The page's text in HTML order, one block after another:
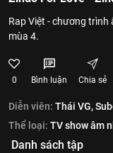
Rap Việt - chương
mùa 4.
0 Bình luận Chia sẻ
Diễn viên: Thái VG,
Thể loại: TV show âm
Danh sách tập